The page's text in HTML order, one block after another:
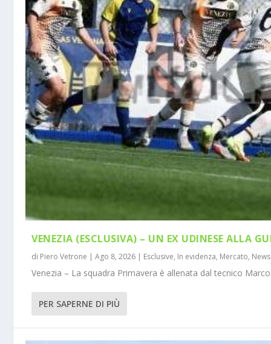
VENEZIA (ESCLUSIVA) – UN EX UDINESE ALLA
di Piero Vetrone |Ago 8, 2026 | Esclusive, In evidenza, Mercato, News
Venezia – La squadra Primavera è allenata dal tecnico
PER SAPERNE DI PIÙ